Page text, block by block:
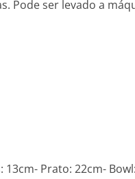
Pode ser levado a
Prato: 22cm-